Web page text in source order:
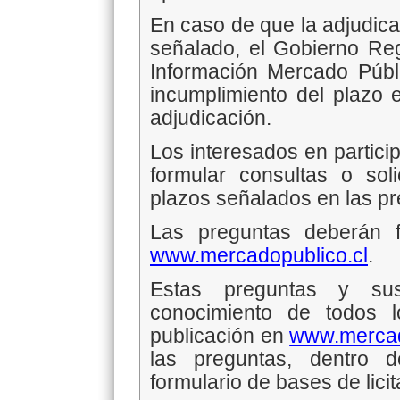
En caso de que la
señalado, el Gobierno
Información Mercado
incumplimiento del plazo
adjudicación.
Los interesados en
formular consultas o
plazos señalados en las
Las preguntas deberán
www.mercadopublico.cl.
Estas preguntas y
conocimiento de
publicación en
las preguntas, dentro
formulario de bases de